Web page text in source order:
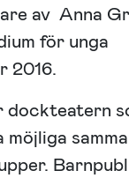
av Anna
för unga
2016.
dockteatern